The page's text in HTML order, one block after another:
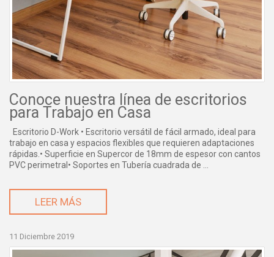
Conoce nuestra línea de escritorios
para Trabajo en Casa
Escritorio D-Work • Escritorio versátil de fácil armado, ideal para
trabajo en casa y espacios flexibles que requieren adaptaciones
rápidas.• Superficie en Supercor de 18mm de espesor con cantos
PVC perimetral• Soportes en Tubería cuadrada de ...
LEER MÁS
11 Diciembre 2019